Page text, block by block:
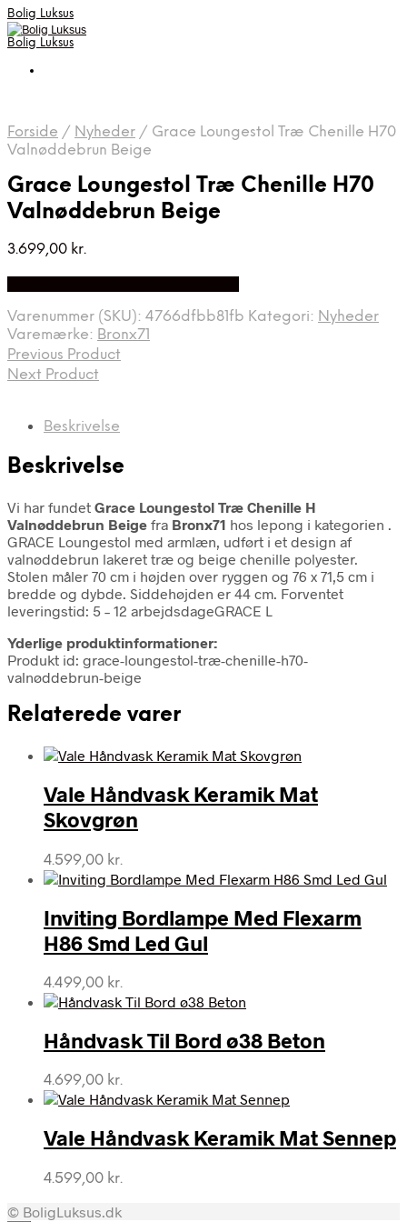
Bolig Luksus
Bolig Luksus
Forside / Nyheder / Grace Loungestol Træ Chenille H70
Valnøddebrun Beige
Grace Loungestol Træ Chenille H70
Valnøddebrun Beige
3.699,00 kr.
Varenummer (SKU): 4766dfbb81fb Kategori: Nyheder
Varemærke: Bronx71
Previous Product
Next Product
Beskrivelse
Beskrivelse
Vi har fundet Grace Loungestol Træ Chenille H
Valnøddebrun Beige fra Bronx71 hos lepong i kategorien .
GRACE Loungestol med armlæn, udført i et design af
valnøddebrun lakeret træ og beige chenille polyester.
Stolen måler 70 cm i højden over ryggen og 76 x 71,5 cm i
bredde og dybde. Siddehøjden er 44 cm. Forventet
leveringstid: 5 – 12 arbejdsdageGRACE L
Yderlige produktinformationer:
Produkt id: grace-loungestol-træ-chenille-h70-
valnøddebrun-beige
Relaterede varer
Vale Håndvask Keramik Mat
Skovgrøn
4.599,00 kr.
Inviting Bordlampe Med Flexarm
H86 Smd Led Gul
4.499,00 kr.
Håndvask Til Bord ø38 Beton
4.699,00 kr.
Vale Håndvask Keramik Mat Sennep
4.599,00 kr.
© BoligLuksus.dk